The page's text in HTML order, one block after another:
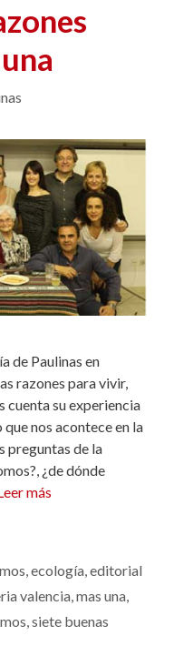
de Paulinas en
razones para vivir,
cuenta su experiencia
nos acontece en la
preguntas de la
¿de dónde
más
,ecología,editorial
valencia,mas una,
,siete buenas